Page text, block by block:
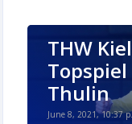
THW
Thulin
June 8, 2021, 10:37